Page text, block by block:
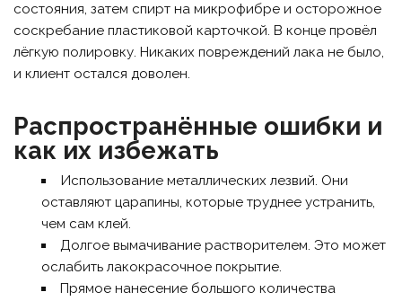
состояния, затем спирт на микрофибре и осторожное
соскребание пластиковой карточкой. В конце провёл
лёгкую полировку. Никаких повреждений лака не было,
и клиент остался доволен.
Распространённые ошибки и
как их избежать
Использование металлических лезвий. Они
оставляют царапины, которые труднее устранить,
чем сам клей.
Долгое вымачивание растворителем. Это может
ослабить лакокрасочное покрытие.
Прямое нанесение большого количества